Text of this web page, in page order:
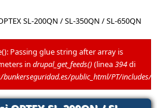
SL-200QN / SL-350QN / SL-650QN
Passing glue string after array is
in drupal_get_feeds()(linea394di
public_html/PT/includes/